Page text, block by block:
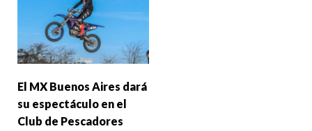
El MX Buenos Aires dará
su espectáculo en el
Club de Pescadores